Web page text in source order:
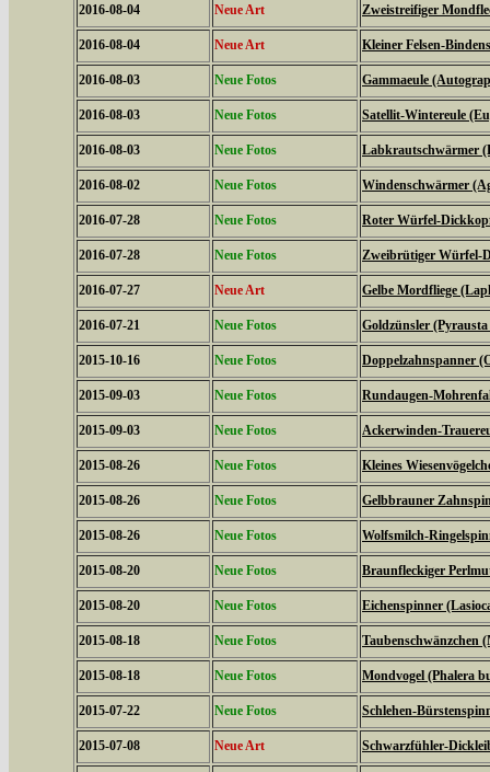
2016-08-04 Neue Art Zweistreifiger
2016-08-04 Neue Art Kleiner Felsen-
2016-08-03 Neue Fotos Gammaeule
2016-08-03 Neue Fotos Satellit-Wintereule
2016-08-03 Neue Fotos Labkrautschwärmer
2016-08-02 Neue Fotos Windenschwärmer
2016-07-28 Neue Fotos Roter Würfel-
2016-07-28 Neue Fotos Zweibrütiger Würfel-
2016-07-27 Neue Art Gelbe Mordfliege
2016-07-21 Neue Fotos Goldzünsler
2015-10-16 Neue Fotos Doppelzahnspanner
2015-09-03 Neue Fotos Rundaugen-
2015-09-03 Neue Fotos Ackerwinden-
2015-08-26 Neue Fotos Kleines
2015-08-26 Neue Fotos Gelbbrauner
2015-08-26 Neue Fotos Wolfsmilch-
2015-08-20 Neue Fotos Braunfleckiger
2015-08-20 Neue Fotos Eichenspinner
2015-08-18 Neue Fotos Taubenschwänzchen
2015-08-18 Neue Fotos Mondvogel (Phalera
2015-07-22 Neue Fotos Schlehen-
2015-07-08 Neue Art Schwarzfühler-